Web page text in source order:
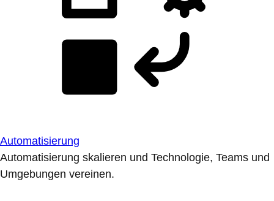
Automatisierung
Automatisierung skalieren und Technologie, Teams und
Umgebungen vereinen.